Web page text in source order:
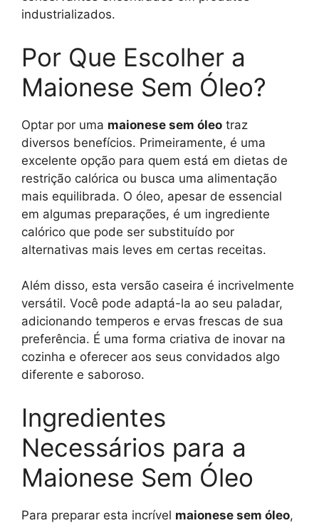
industrializados.
Por Que Escolher a
Maionese Sem Óleo?
Optar por uma maionese sem óleo traz
diversos benefícios. Primeiramente, é uma
excelente opção para quem está em dietas de
restrição calórica ou busca uma alimentação
mais equilibrada. O óleo, apesar de essencial
em algumas preparações, é um ingrediente
calórico que pode ser substituído por
alternativas mais leves em certas receitas.
Além disso, esta versão caseira é incrivelmente
versátil. Você pode adaptá-la ao seu paladar,
adicionando temperos e ervas frescas de sua
preferência. É uma forma criativa de inovar na
cozinha e oferecer aos seus convidados algo
diferente e saboroso.
Ingredientes
Necessários para a
Maionese Sem Óleo
Para preparar esta incrível maionese sem óleo,